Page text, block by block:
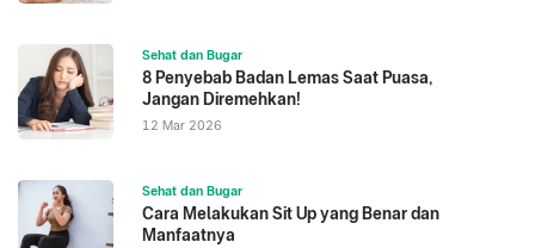
Sehat dan Bugar
8 Penyebab Badan Lemas Saat Puasa,
Jangan Diremehkan!
12 Mar 2026
Sehat dan Bugar
Cara Melakukan Sit Up yang Benar dan
Manfaatnya